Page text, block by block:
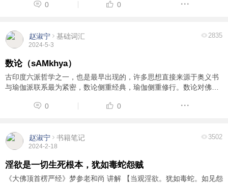
0 0
赵淑宁 基础词汇
2024-5-3
2835
数论（sAMkhya）
古印度六派哲学之一，也是最早出现的，许多思想直接来源于奥义书
与瑜伽派联系最为紧密，数论侧重经典，瑜伽侧重修行。数论对佛教
道'，'雨众外道'，'僧佉'等
0 0
赵淑宁 书籍笔记
2024-2-18
3502
淫欲是一切生死根本，犹如毒蛇怨贼
《大佛顶首楞严经》梦参老和尚 讲解 【当观淫欲。犹如毒蛇。如见怨